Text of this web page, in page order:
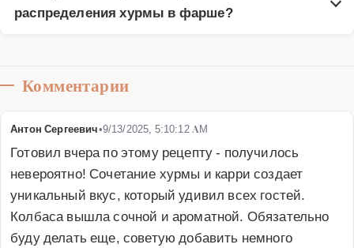
распределения хурмы в фарше?
Комментарии
Антон Сергеевич•9/13/2025, 5:10:12 AM
Готовил вчера по этому рецепту - получилось
невероятно! Сочетание хурмы и карри создает
уникальный вкус, который удивил всех гостей.
Колбаса вышла сочной и ароматной. Обязательно
буду делать еще, советую добавить немного